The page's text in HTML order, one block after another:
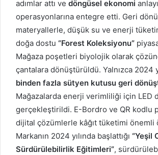
adımlar attı ve döngüsel ekonomi
operasyonlarına entegre etti. Geri
materyallerle, düşük su ve enerji
doğa dostu “Forest Koleksiyonu”
Mağaza poşetleri biyolojik olarak
çantalara dönüştürüldü. Yalnızca 2024
binden fazla sütyen kutusu geri
Mağazalarda enerji verimliliği için LED
gerçekleştirildi. E-Bordro ve QR kodlu
dijital çözümlerle kâğıt tüketimi önemli
Markanın 2024 yılında başlattığı “Yeşil
Sürdürülebilirlik Eğitimleri”,